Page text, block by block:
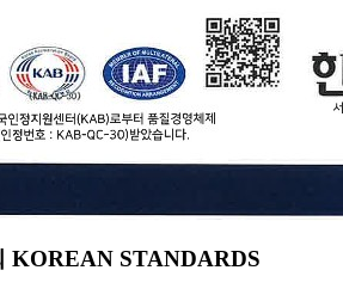
KOREAN STANDARDS